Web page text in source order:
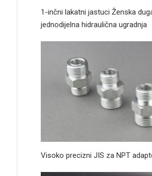
1-inčni lakatni jastuci Ženska
jednodijelna hidraulična ugradnja
Visoko precizni JIS za NPT